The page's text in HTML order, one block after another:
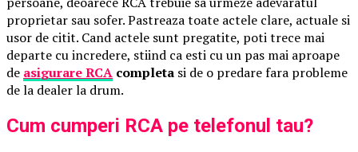
proprietar sau sofer. Pastreaza toate actele clare, actuale si
usor de citit. Cand actele sunt pregatite, poti trece mai
departe cu incredere, stiind ca esti cu un pas mai aproape
de asigurare RCA completa si de o predare fara probleme
de la dealer la drum.
Cum cumperi RCA pe telefonul tau?